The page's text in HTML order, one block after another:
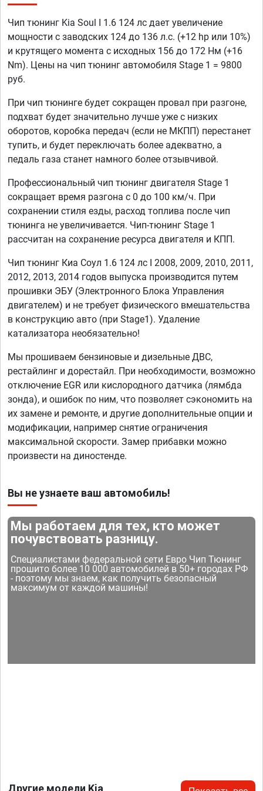
Чип тюнинг Kia Soul I 1.6 124 лс дает увеличение
мощности с заводских 124 до 136 л.с. (+12 hp или 10%)
и крутящего момента с исходных 156 до 172 Нм (+16
Nm). Цены на чип тюнинг автомобиля Stage 1 = 9800
руб.
При чип тюнинге будет сокращен провал при разгоне,
подхват будет значительно лучше уже с низких
оборотов, коробка передач (если не МКПП) перестанет
тупить, и будет переключать более адекватно, а
педаль газа станет намного более отзывчивой.
Профессиональный чип тюнинг двигателя Stage 1
сокращает время разгона с 0 до 100 км/ч. При
сохранении стиля езды, расход топлива после чип
тюнинга не увеличивается. Чип-тюнинг Stage 1
рассчитан на сохранение ресурса двигателя и КПП.
Чип тюнинг Киа Соул 1.6 124 лс I 2008, 2009, 2010, 2011,
2012, 2013, 2014 годов выпуска производится путем
прошивки ЭБУ (Электронного Блока Управления
двигателем) и не требует физического вмешательства
в конструкцию авто (при Stage1). Удаление
катализатора необязательно!
Мы прошиваем бензиновые и дизельные ДВС,
рестайлинг и дорестайл. При необходимости, возможно
отключение EGR или кислородного датчика (лямбда
зонда), и ошибок по ним, что позволяет сэкономить на
их замене и ремонте, и другие дополнительные опции и
модификации, например снятие ограничения
максимальной скорости. Замер прибавки можно
произвести на диностенде.
Вы не узнаете ваш автомобиль!
Мы работаем для тех, кто может
почувствовать разницу.
Специалистами федеральной сети Евро Чип Тюнинг
прошито более 10 000 автомобилей в 50+ городах РФ
- поэтому мы знаем, как получить безопасный
максимум от каждой машины!
Другие модели Kia